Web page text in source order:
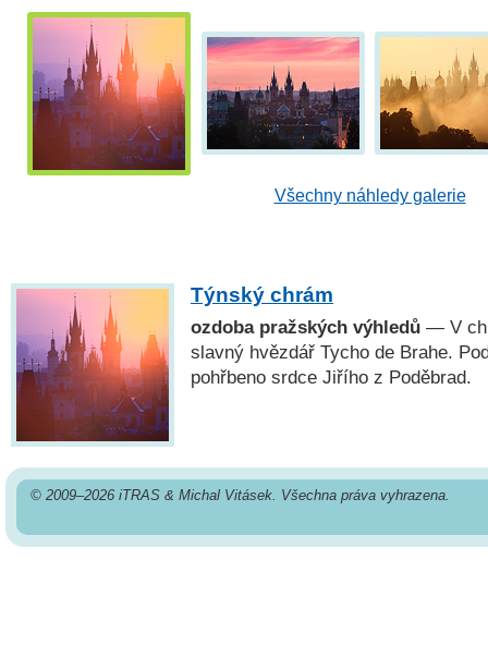
Všechny náhledy galerie
Týnský chrám
ozdoba pražských výhledů — V
slavný hvězdář Tycho de Brahe.
pohřbeno srdce Jiřího z Poděbrad.
© 2009–2026 iTRAS & Michal Vitásek. Všechna práva vyhrazena.